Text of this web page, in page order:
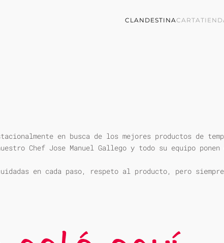
CLANDESTINACARTA
en busca de los mejores productos de
Chef Jose Manuel Gallego y todo su equipo
en cada paso, respeto al producto, pero